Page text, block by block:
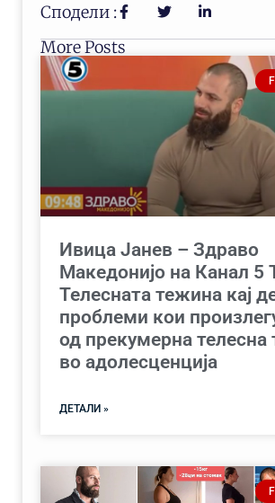
Сподели :
More Posts
Ивица Јанев – Здраво
Македонијо на Канал 5
Телесната тежина кај
проблеми кои
од прекумерна телесна
во адолесценција
ДЕТАЛИ »